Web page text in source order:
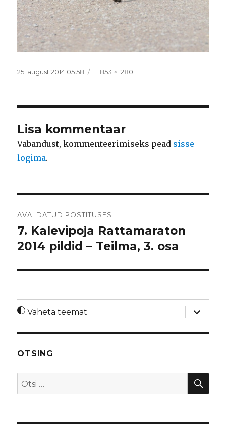
Postitatud
25. august 2014 05:58 Täissuurus
853 × 1280
Lisa kommentaar
Vabandust, kommenteerimiseks pead sisse
logima.
AVALDATUD POSTITUSES
7. Kalevipoja Rattamaraton
2014 pildid – Teilma, 3. osa
Vaheta teemat
laienda
OTSING
Otsi: